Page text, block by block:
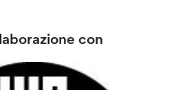
con